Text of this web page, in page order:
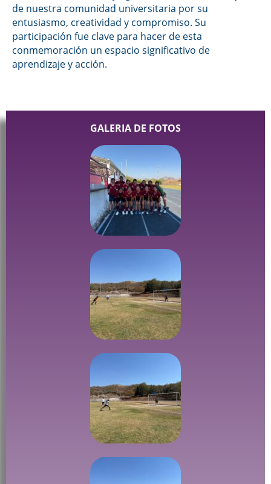
de nuestra comunidad universitaria por su
entusiasmo, creatividad y compromiso. Su
participación fue clave para hacer de esta
conmemoración un espacio significativo de
aprendizaje y acción.
GALERIA DE FOTOS